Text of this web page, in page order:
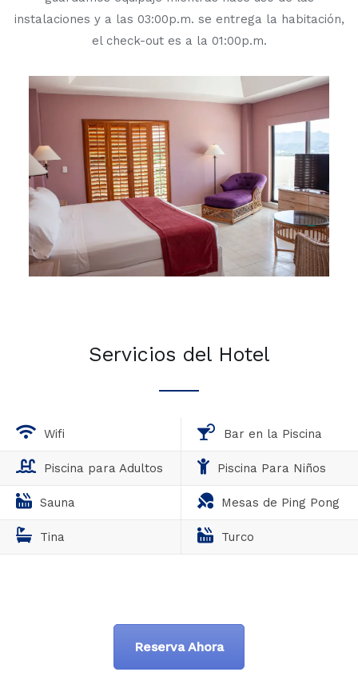
instalaciones y a las 03:00p.m. se entrega la habitación,
el check-out es a la 01:00p.m.
Servicios del Hotel
Wifi Bar en la Piscina
Piscina para Adultos Piscina Para Niños
Sauna Mesas de Ping Pong
Tina Turco
Reserva Ahora